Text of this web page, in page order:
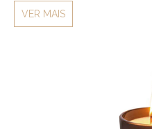
VER MAIS